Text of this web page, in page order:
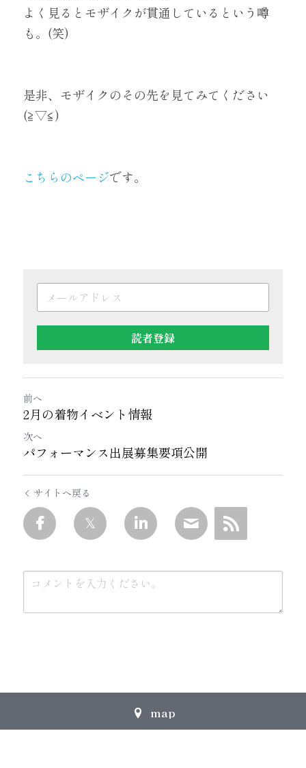
よく見るとモザイクが貫通しているという噂
も。(笑)
是非、モザイクのその先を見てみてください
(≧▽≦)
こちらのページです。
読者登録
前へ
2月の着物イベント情報
次へ
パフォーマンス出展募集要項公開
サイトへ戻る
キャンセル map